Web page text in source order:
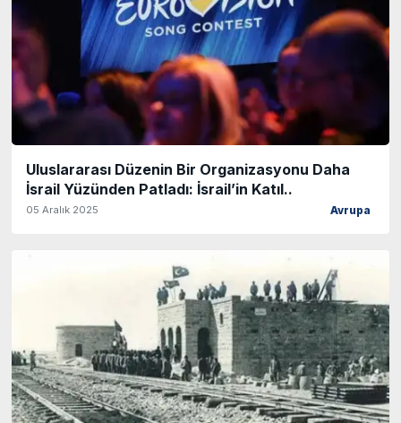
Uluslararası Düzenin Bir Organizasyonu Daha
İsrail Yüzünden Patladı: İsrail’in Katıl..
05 Aralık 2025 Avrupa